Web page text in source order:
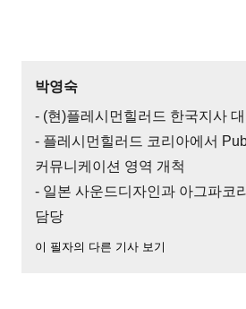
박영숙
- (현)플레시먼힐러드 한국지사
- 플레시먼힐러드 코리아에서
커뮤니케이션 영역 개척
- 일본 사운드디자인과 아그파코
담당
이 필자의 다른 기사 보기